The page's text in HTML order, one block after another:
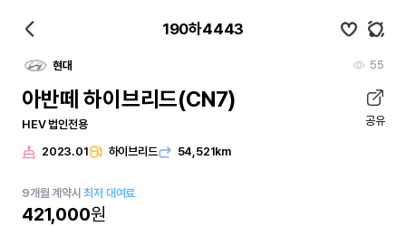
190하4443
현대 55
아반떼 하이브리드(CN7)
HEV 법인전용 공유
2023.01 하이브리드 54,521km
9개월 계약시최저 대여료
421,000원